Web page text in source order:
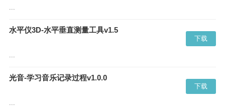
...
水平仪3D-水平垂直测量工具v1.5
...
下载
光音-学习音乐记录过程v1.0.0
...
下载